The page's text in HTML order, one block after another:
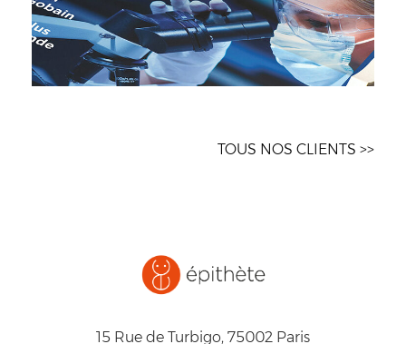
TOUS NOS CLIENTS >>
15 Rue de Turbigo, 75002 Paris